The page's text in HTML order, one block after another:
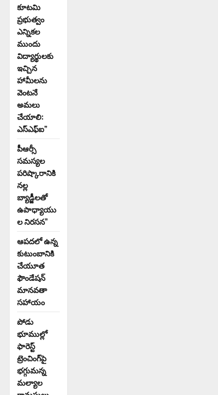
కూటమి
ప్రభుత్వం
ఎన్నికల
ముందు
విద్యార్థులకు
ఇచ్చిన
హామీలను
వెంటనే
అమలు
చేయాలి:
ఎస్ఎఫ్ఐ”
పీఆర్సీ
సమస్యల
పరిష్కారానికి
నల్ల
బ్యాడ్జీలతో
ఉపాధ్యాయు
ల నిరసన”
ఆపదలో ఉన్న
కుటుంబానికి
చేయూత
ఫౌండేషన్
మానవతా
సహాయం
పోడు
భూముల్లో
ఫారెస్ట్
ట్రెంచింగ్‌పై
భగ్గుమన్న
మల్యాల